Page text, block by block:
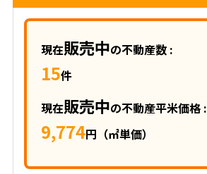
現在販売中の不動産数 :
15件
現在販売中の不動産平米価格 :
9,774円（㎡単価）